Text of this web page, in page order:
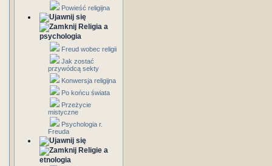
Powieść religijna
Religia a
psychologia
Freud wobec religii
Jak zostać
przywódcą sekty
Konwersja religijna
Po końcu świata
Przeżycie
mistyczne
Psychologia r.
Freuda
Religie a
etnologia